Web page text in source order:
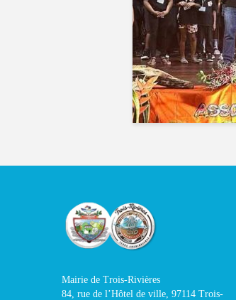
Mairie de Trois-Rivières
84, rue de l’Hôtel de ville, 97114 Trois-